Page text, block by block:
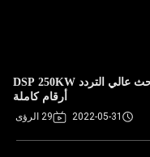
30-80 كيلو هرتز معدات التسخين بالحث عالي التردد DSP 250KW
أرقام كاملة
2022-05-31 29 الرؤى